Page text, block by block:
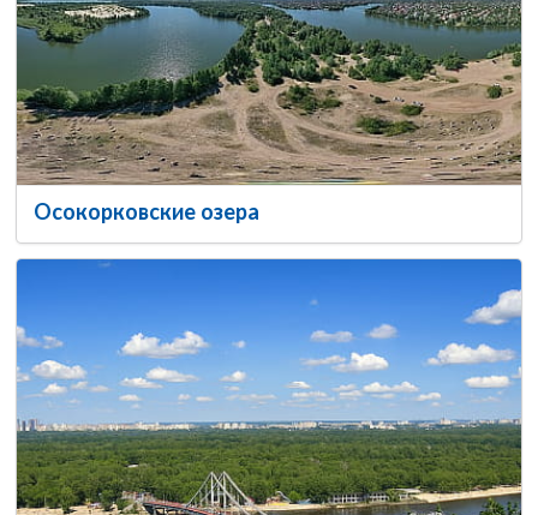
Осокорковские озера